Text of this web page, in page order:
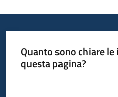
Quanto sono chiare
questa pagina?